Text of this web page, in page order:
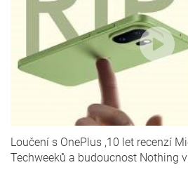
Loučení s OnePlus ,10 let recenzí
Techweeků a budoucnost Nothing